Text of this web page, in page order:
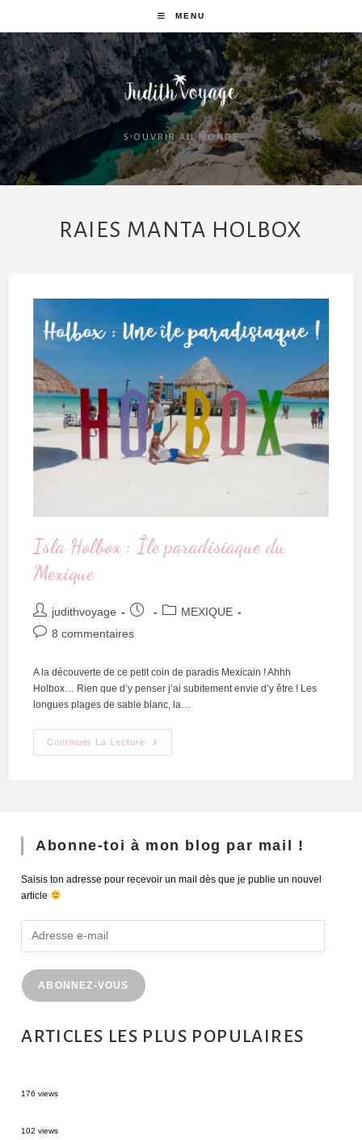
MENU
S'OUVRIR AU MONDE
RAIES MANTA HOLBOX
Isla Holbox : Île paradisiaque du
Mexique
judithvoyage
MEXIQUE
8 commentaires
A la découverte de ce petit coin de paradis Mexicain ! Ahhh
Holbox… Rien que d’y penser j’ai subitement envie d’y être ! Les
longues plages de sable blanc, la…
Continuer La Lecture
Abonne-toi à mon blog par mail !
Saisis ton adresse pour recevoir un mail dès que je publie un nouvel
article
ABONNEZ-VOUS
ARTICLES LES PLUS POPULAIRES
176 views
102 views